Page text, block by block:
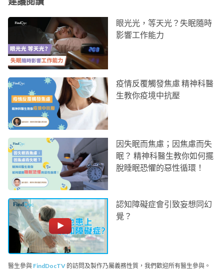
眼光光，等天光？失眠隨時
影響工作能力
疫情反覆觸發焦慮 精神科醫
生教你疫境中抗壓
因失眠而焦慮；因焦慮而失
眠？ 精神科醫生教你如何擺
脫睡眠恐懼的惡性循環！
認知障礙症會引致妄想同幻
覺？
醫生參與 FindDocTV 的訪問及製作乃屬義務性質，我們歡迎所有醫生參與。